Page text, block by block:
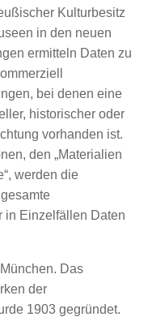
Kulturbesitz
in den neuen
ermitteln Daten zu
bei denen eine
historischer oder
vorhanden ist.
den „Materialien
werden die
in Einzelfällen Daten
Das
der
1903 gegründet.